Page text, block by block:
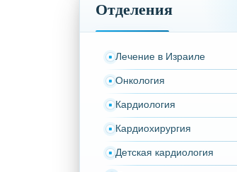
Отделения
Лечение в Израиле
Онкология
Кардиология
Кардиохирургия
Детская кардиология